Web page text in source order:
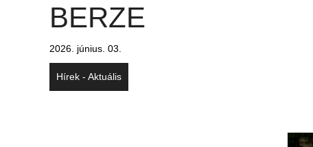
BERZE
2026. június. 03.
Hírek - Aktuális